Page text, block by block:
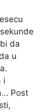
da
u
i
Post